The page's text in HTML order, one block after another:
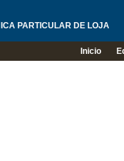
PARTICULAR DE LOJA
Inicio